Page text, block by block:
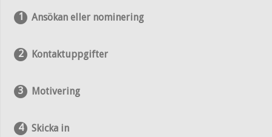
Ansökan eller nominering
Kontaktuppgifter
Motivering
Skicka in